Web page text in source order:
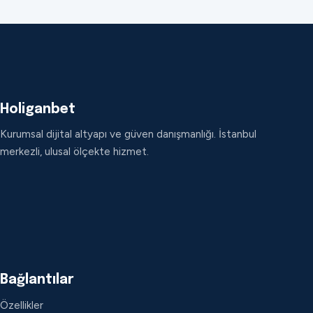
Holiganbet
Kurumsal dijital altyapı ve güven danışmanlığı. İstanbul
merkezli, ulusal ölçekte hizmet.
Bağlantılar
Özellikler